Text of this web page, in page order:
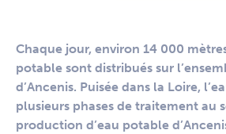
Chaque jour, environ 14 000
potable sont distribués sur
d’Ancenis. Puisée dans la Loire,
plusieurs phases de traitement au
production d’eau potable